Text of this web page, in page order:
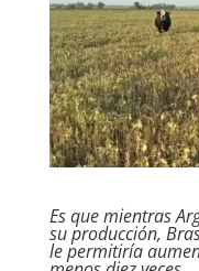
Es que mientras
su producción,
le permitiría